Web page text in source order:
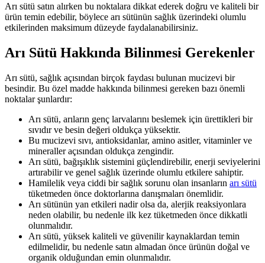
Arı sütü satın alırken bu noktalara dikkat ederek doğru ve kaliteli bir
ürün temin edebilir, böylece arı sütünün sağlık üzerindeki olumlu
etkilerinden maksimum düzeyde faydalanabilirsiniz.
Arı Sütü Hakkında Bilinmesi Gerekenler
Arı sütü, sağlık açısından birçok faydası bulunan mucizevi bir
besindir. Bu özel madde hakkında bilinmesi gereken bazı önemli
noktalar şunlardır:
Arı sütü, arıların genç larvalarını beslemek için ürettikleri bir
sıvıdır ve besin değeri oldukça yüksektir.
Bu mucizevi sıvı, antioksidanlar, amino asitler, vitaminler ve
mineraller açısından oldukça zengindir.
Arı sütü, bağışıklık sistemini güçlendirebilir, enerji seviyelerini
artırabilir ve genel sağlık üzerinde olumlu etkilere sahiptir.
Hamilelik veya ciddi bir sağlık sorunu olan insanların arı sütü
tüketmeden önce doktorlarına danışmaları önemlidir.
Arı sütünün yan etkileri nadir olsa da, alerjik reaksiyonlara
neden olabilir, bu nedenle ilk kez tüketmeden önce dikkatli
olunmalıdır.
Arı sütü, yüksek kaliteli ve güvenilir kaynaklardan temin
edilmelidir, bu nedenle satın almadan önce ürünün doğal ve
organik olduğundan emin olunmalıdır.